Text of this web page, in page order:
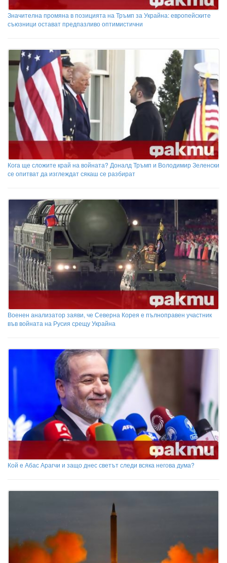
Значителна промяна в позицията на Тръмп за Украйна: европейските
съюзници остават предпазливо оптимистични
Кога ще сложите край на войната? Доналд Тръмп и Володимир Зеленски
се опитват да изглеждат сякаш се разбират
Военен анализатор заяви, че Северна Корея е пълноправен участник
във войната на Русия срещу Украйна
Кой е Абас Арагчи и защо днес светът следи всяка негова дума?